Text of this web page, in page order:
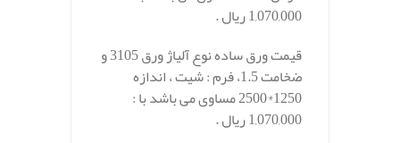
1,070,000 ریال .
قیمت ورق ساده نوع آلیاژ ورق 3105 و
ضخامت 1.5، فرم : شیت ، اندازه
1250*2500 مساوی می باشد با :
1,070,000 ریال .